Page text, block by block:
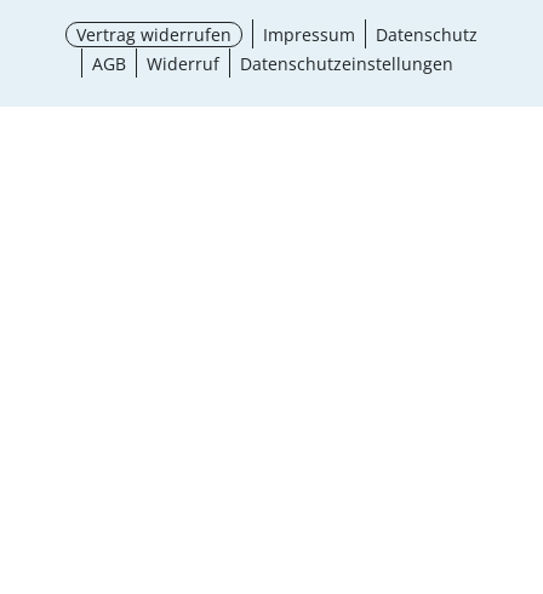
Vertrag widerrufen Impressum
Datenschutz
AGB
Widerruf Datenschutzeinstellungen